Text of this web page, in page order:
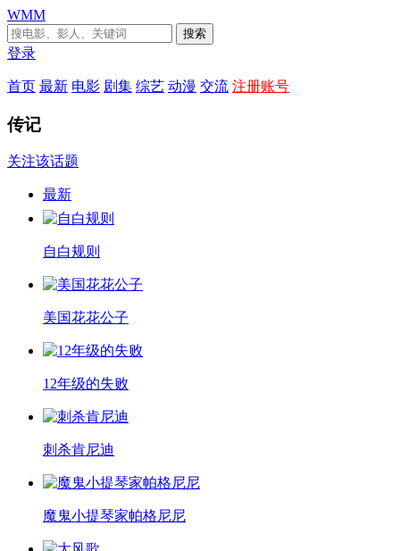
WMM
搜索
登录
首页 最新 电影 剧集 综艺 动漫 交流 注册账号
传记
关注该话题
最新
自白规则
美国花花公子
12年级的失败
刺杀肯尼迪
魔鬼小提琴家帕格尼尼